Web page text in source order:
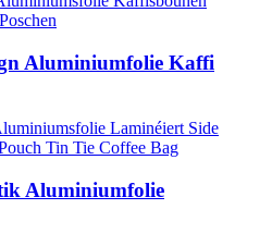
Aluminiumfolie Kaffi
Aluminiumfolie